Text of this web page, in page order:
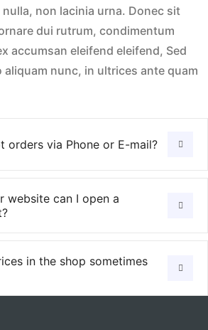
non lacinia urna. Donec sit
dui rutrum, condimentum
accumsan eleifend eleifend, Sed
nunc, in ultrices ante quam
orders via Phone or E-mail?
website can I open a
in the shop sometimes